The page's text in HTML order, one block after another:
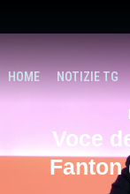
HOME NOTIZIE TG
Voce
Fanton